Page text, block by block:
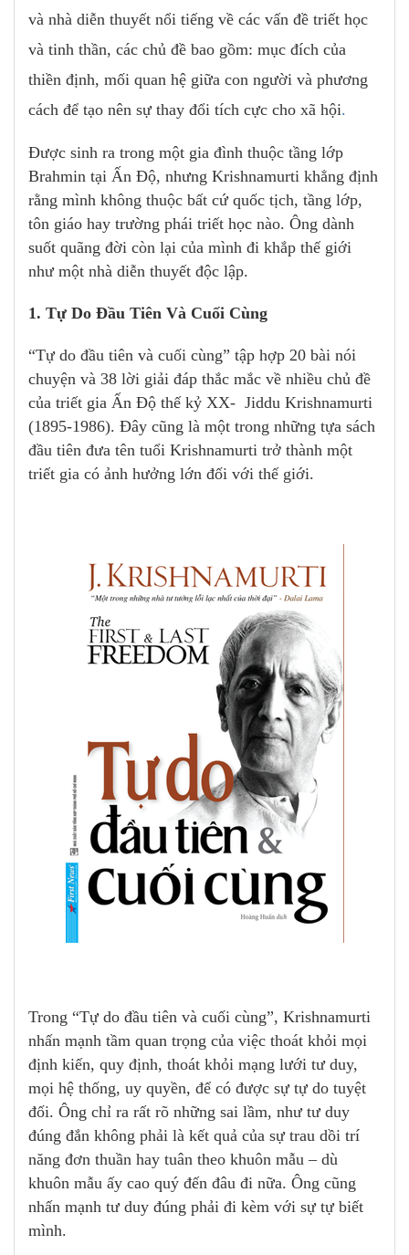
và nhà diễn thuyết nổi tiếng về các vấn đề triết học
và tinh thần, các chủ đề bao gồm: mục đích của
thiền định, mối quan hệ giữa con người và phương
cách để tạo nên sự thay đổi tích cực cho xã hội.
Được sinh ra trong một gia đình thuộc tầng lớp
Brahmin tại Ấn Độ, nhưng Krishnamurti khẳng định
rằng mình không thuộc bất cứ quốc tịch, tầng lớp,
tôn giáo hay trường phái triết học nào. Ông dành
suốt quãng đời còn lại của mình đi khắp thế giới
như một nhà diễn thuyết độc lập.
1. Tự Do Đầu Tiên Và Cuối Cùng
“Tự do đầu tiên và cuối cùng” tập hợp 20 bài nói
chuyện và 38 lời giải đáp thắc mắc về nhiều chủ đề
của triết gia Ấn Độ thế kỷ XX- Jiddu Krishnamurti
(1895-1986). Đây cũng là một trong những tựa sách
đầu tiên đưa tên tuổi Krishnamurti trở thành một
triết gia có ảnh hưởng lớn đối với thế giới.
Trong “Tự do đầu tiên và cuối cùng”, Krishnamurti
nhấn mạnh tầm quan trọng của việc thoát khỏi mọi
định kiến, quy định, thoát khỏi mạng lưới tư duy,
mọi hệ thống, uy quyền, để có được sự tự do tuyệt
đối. Ông chỉ ra rất rõ những sai lầm, như tư duy
đúng đắn không phải là kết quả của sự trau dồi trí
năng đơn thuần hay tuân theo khuôn mẫu – dù
khuôn mẫu ấy cao quý đến đâu đi nữa. Ông cũng
nhấn mạnh tư duy đúng phải đi kèm với sự tự biết
mình.